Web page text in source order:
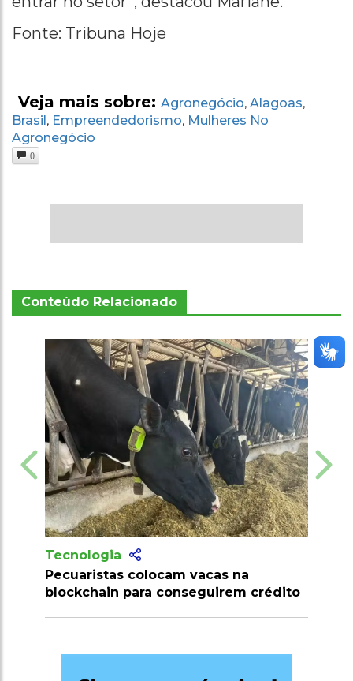
Fonte: Tribuna Hoje
Veja mais sobre: Agronegócio, Alagoas,
Brasil, Empreendedorismo, Mulheres No
Agronegócio
0
Conteúdo Relacionado
Tecnologia
Pecuaristas colocam vacas na
blockchain para conseguirem crédito milhões de